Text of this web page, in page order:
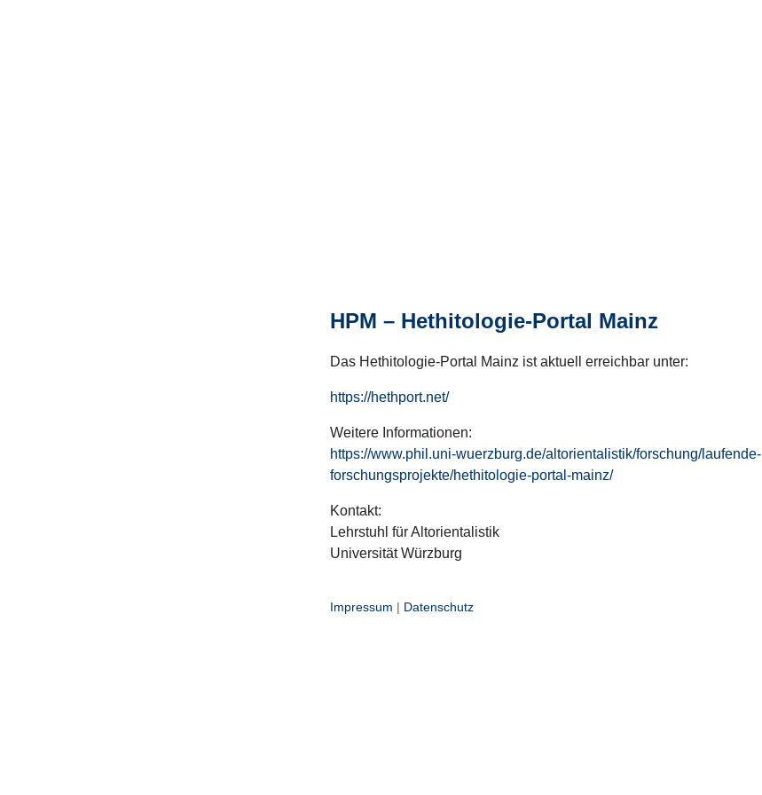
HPM – Hethitologie-Portal Mainz
Das Hethitologie-Portal Mainz ist aktuell erreichbar unter:
https://hethport.net/
Weitere Informationen:
https://www.phil.uni-wuerzburg.de/altorientalistik/forschung/laufende-
forschungsprojekte/hethitologie-portal-mainz/
Kontakt:
Lehrstuhl für Altorientalistik
Universität Würzburg
Impressum | Datenschutz